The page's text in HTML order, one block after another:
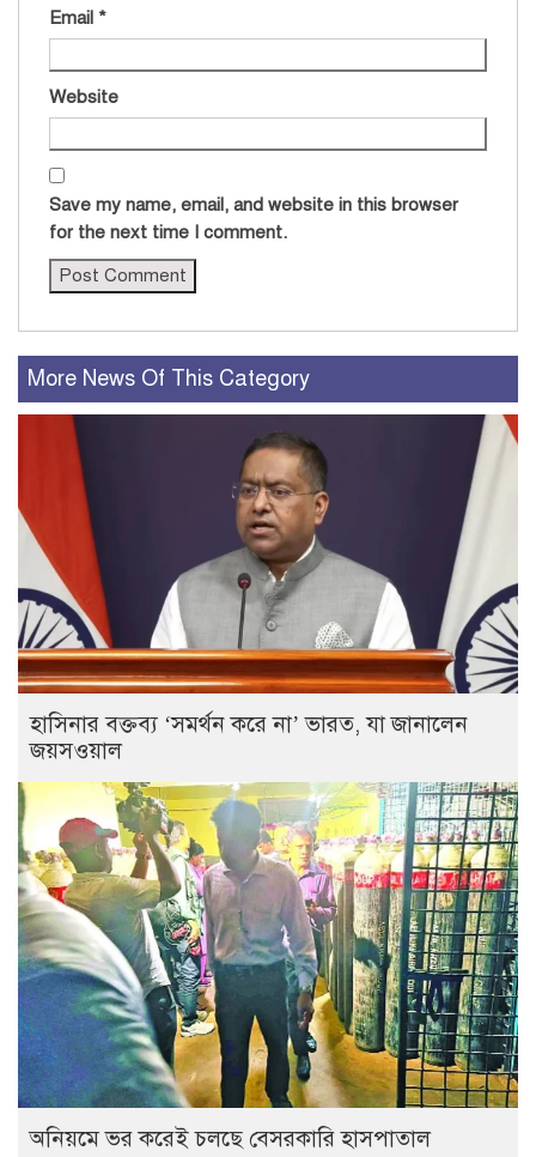
Email *
Website
Save my name, email, and website in this browser
for the next time I comment.
More News Of This Category
হাসিনার বক্তব্য ‘সমর্থন করে না’ ভারত, যা জানালেন
জয়সওয়াল
অনিয়মে ভর করেই চলছে বেসরকারি হাসপাতাল